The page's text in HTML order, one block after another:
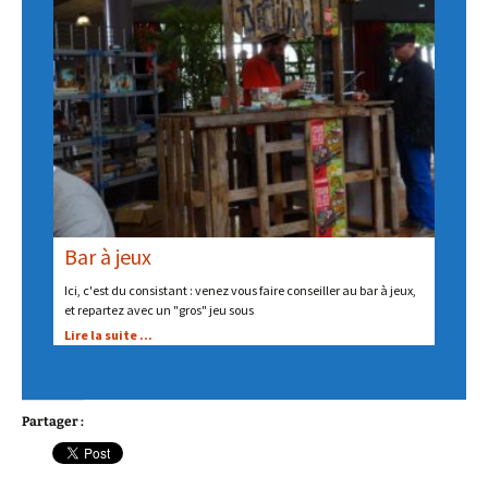
Bar à jeux
Ici, c'est du consistant : venez vous faire conseiller au bar à jeux,
et repartez avec un "gros" jeu sous
Lire la suite ...
Partager :